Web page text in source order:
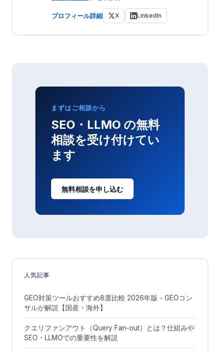
プロフィール詳細 X LinkedIn
まずはご相談から
SEO・LLMO の無料
相談を受け付けてい
ます
無料相談を申し込む
人気記事
GEO対策ツールおすすめ8選比較 2026年版 - GEOコン
サルが解説【国産・海外】
クエリファンアウト（Query Fan-out）とは？仕組みや
SEO・LLMOでの重要性を解説